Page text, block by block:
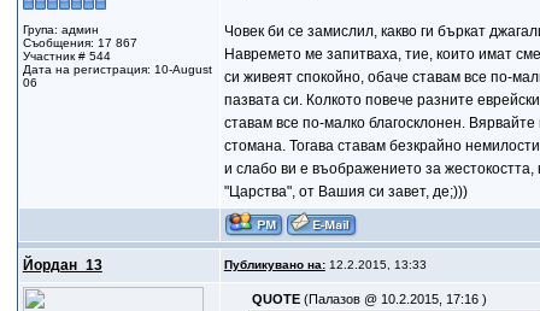
Група: админ
Съобщения: 17 867
Участник # 544
Дата на регистрация: 10-August
06
Човек би се замислил, какво ги бъркат
Навремето ме запитваха, тие, които имат
си живеят спокойно, обаче ставам все по-
пазвата си. Колкото повече разните
ставам все по-малко благосклонен.
стомана. Тогава ставам безкрайно
и слабо ви е въображението за
"Царства", от Вашия си завет, де;)))
Йордан_13 Публикувано на:12.2.2015, 13:33
QUOTE (Палазов @ 10.2.2015, 17:16 )